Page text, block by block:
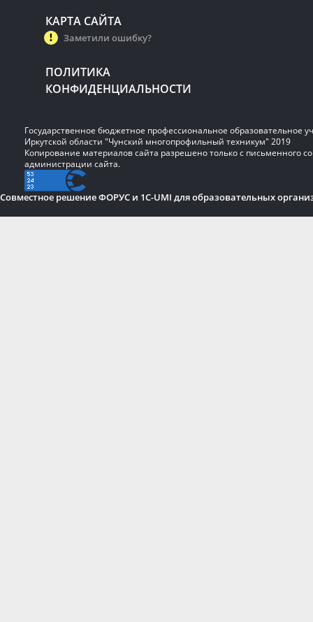
КАРТА САЙТА
Заметили ошибку?
ПОЛИТИКА
КОНФИДЕНЦИАЛЬНОСТИ
Государственное бюджетное профессиональное образовательное
Иркутской области "Чунский многопрофильный техникум" 2019
Копирование материалов сайта разрешено только с письменного
администрации сайта.
Совместное решение ФОРУС и 1C-UMI для образовательных